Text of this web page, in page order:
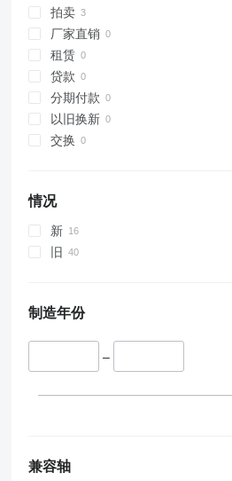
拍卖
厂家直销
租赁
贷款
分期付款
以旧换新
交换
情况
新
旧
制造年份
–
兼容轴